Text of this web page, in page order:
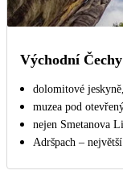
Východní
dolomitové
muzea pod
nejen Smetanova
Adršpach –